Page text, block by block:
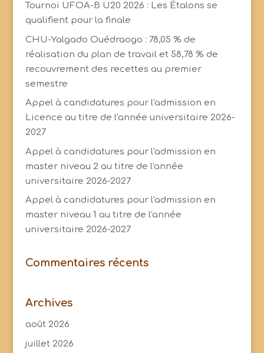
Tournoi UFOA-B U20 2026 : Les Étalons se
qualifient pour la finale
CHU-Yalgado Ouédraogo : 78,05 % de
réalisation du plan de travail et 58,78 % de
recouvrement des recettes au premier
semestre
Appel à candidatures pour l'admission en
Licence au titre de l'année universitaire 2026-
2027
Appel à candidatures pour l'admission en
master niveau 2 au titre de l'année
universitaire 2026-2027
Appel à candidatures pour l'admission en
master niveau 1 au titre de l'année
universitaire 2026-2027
Commentaires récents
Archives
août 2026
juillet 2026